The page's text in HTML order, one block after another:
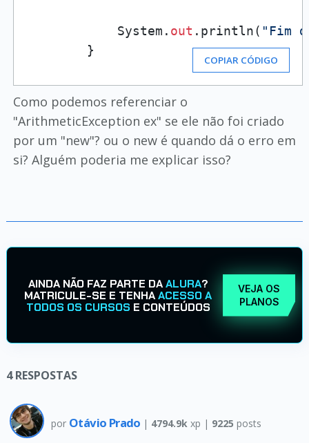
            System.
out .println( "Fim
        }
COPIAR CÓDIGO
Como podemos referenciar o
"ArithmeticException ex" se ele não foi criado
por um "new"? ou o new é quando dá o erro em
si? Alguém poderia me explicar isso?
AINDA NÃO FAZ PARTE DAALURA?
MATRICULE-SE E TENHAACESSO A
TODOS OS CURSOS E CONTEÚDOS
VEJA OS
PLANOS
4RESPOSTAS
por Otávio Prado | 4794.9k xp | 9225 posts